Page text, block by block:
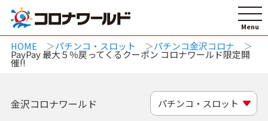
HOME パチンコ・スロット パチンコ金沢コロナ
PayPay 最大５％戻ってくるクーポン コロナワールド限定開
催!!
金沢コロナワールド パチンコ・スロット